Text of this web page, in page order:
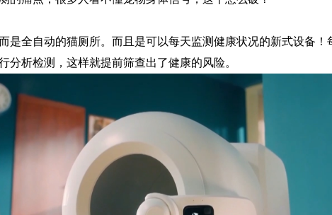
是全自动的猫厕所。而且是可以每天监测健康状况的新式设备！
分析检测，这样就提前筛查出了健康的风险。